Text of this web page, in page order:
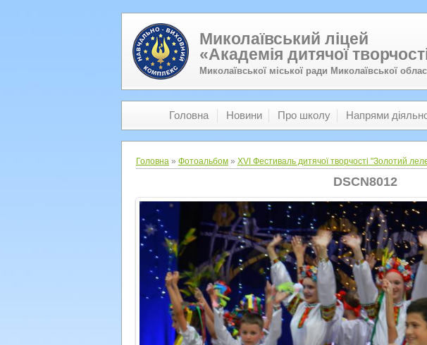
Миколаївський ліцей
«Академія дитячої
Миколаївської міської ради Миколаївської
Головна Новини Про школу Напрями
Головна » Фотоальбом » XVI Фестиваль дитячої творчості "Золотий
DSCN8012